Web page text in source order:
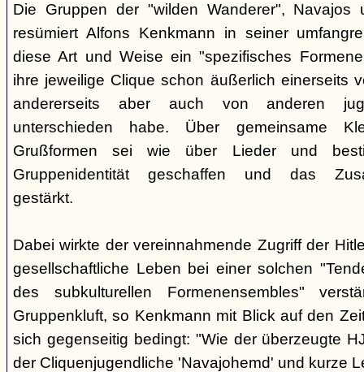
Die Gruppen der "wilden Wanderer", Navajos
resümiert Alfons Kenkmann in seiner
diese Art und Weise ein "spezifisches
ihre jeweilige Clique schon äußerlich einerseits
andererseits aber auch von anderen
unterschieden habe. Über gemeinsame
Grußformen sei wie über Lieder und
Gruppenidentität geschaffen und das
gestärkt.
Dabei wirkte der vereinnahmende Zugriff der
gesellschaftliche Leben bei einer solchen
des subkulturellen Formenensembles"
Gruppenkluft, so Kenkmann mit Blick auf den
sich gegenseitig bedingt: "Wie der überzeugte
der Cliquenjugendliche 'Navajohemd' und kurze